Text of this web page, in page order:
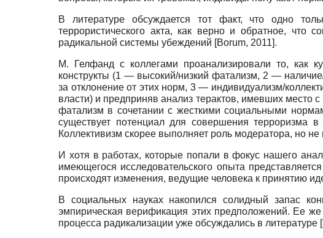
В литературе обсуждается тот факт, что одно
террористического акта, как верно и обратное, что
радикальной системы убеждений [Borum, 2011].
М. Гелфанд с коллегами проанализировали то, как
конструкты (1 — высокий/низкий фатализм, 2 —
за отклонение от этих норм, 3 — индивидуализм/
власти) и предприняв анализ терактов, имевших место
фатализм в сочетании с жесткими социальными
существует потенциал для совершения терроризма в
Коллективизм скорее выполняет роль модератора, но
И хотя в работах, которые попали в фокус нашего
имеющегося исследовательского опыта
происходят изменения, ведущие человека к принятию
В социальных науках накопился солидный запас
эмпирическая верификация этих предположений. Ее
процесса ра­дикализации уже обсуждались в литературе [